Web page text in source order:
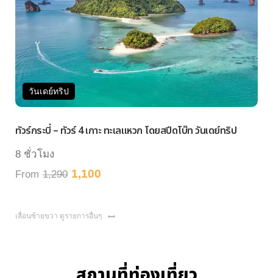
วันเดย์ทริป
ทัวร์กระบี่ – ทัวร์ 4 เกาะ ทะเลแหวก โดยสปีดโบ๊ท วันเดย์ทริป
8 ชั่วโมง
From 1,290 1,100
เลื่อนซ้ายขวา ดูรายการอื่นๆ